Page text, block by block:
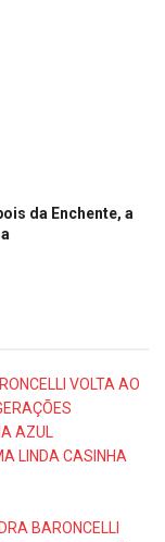
da Enchente, a
VOLTA AO
AZUL
LINDA CASINHA
BARONCELLI